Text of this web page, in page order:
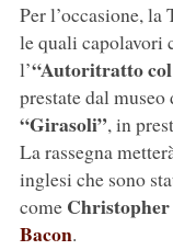
Per l’occasione,
le quali capolavori
l’“Autoritratto
prestate dal museo
“Girasoli”, in
La rassegna
inglesi che sono
come
Bacon.